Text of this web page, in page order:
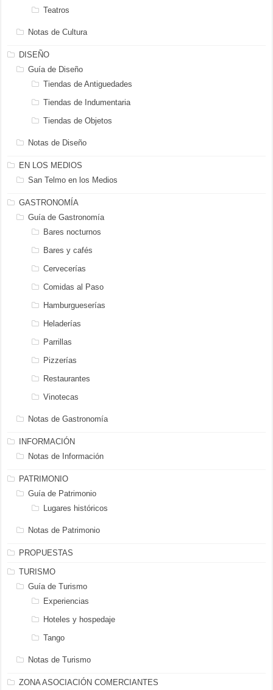
Teatros
Notas de Cultura
DISEÑO
Guía de Diseño
Tiendas de Antiguedades
Tiendas de Indumentaria
Tiendas de Objetos
Notas de Diseño
EN LOS MEDIOS
San Telmo en los Medios
GASTRONOMÍA
Guía de Gastronomía
Bares nocturnos
Bares y cafés
Cervecerías
Comidas al Paso
Hamburgueserías
Heladerías
Parrillas
Pizzerías
Restaurantes
Vinotecas
Notas de Gastronomía
INFORMACIÓN
Notas de Información
PATRIMONIO
Guía de Patrimonio
Lugares históricos
Notas de Patrimonio
PROPUESTAS
TURISMO
Guía de Turismo
Experiencias
Hoteles y hospedaje
Tango
Notas de Turismo
ZONA ASOCIACIÓN COMERCIANTES